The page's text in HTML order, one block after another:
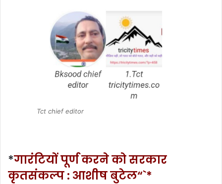
Tct chief editor
*गारंटियों पूर्ण करने को सरकार
कृतसंकल्प : आशीष बुटेल“`*